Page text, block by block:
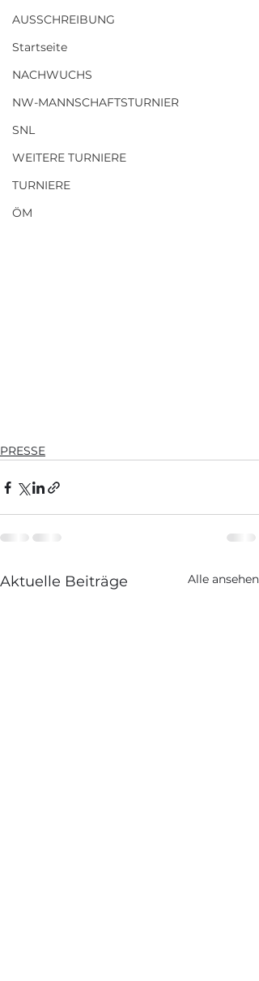
AUSSCHREIBUNG
Startseite
NACHWUCHS
NW-MANNSCHAFTSTURNIER
SNL
WEITERE TURNIERE
TURNIERE
ÖM
PRESSE
Aktuelle Beiträge Alle ansehen